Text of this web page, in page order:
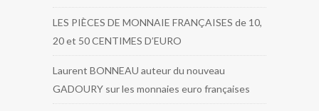
LES PIÈCES DE MONNAIE FRANÇAISES de 10,
20 et 50 CENTIMES D’EURO
Laurent BONNEAU auteur du nouveau
GADOURY sur les monnaies euro françaises